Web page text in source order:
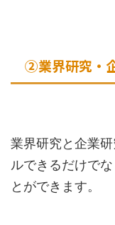
②業界研究・
業界研究と企業
ルできるだけで
とができます。